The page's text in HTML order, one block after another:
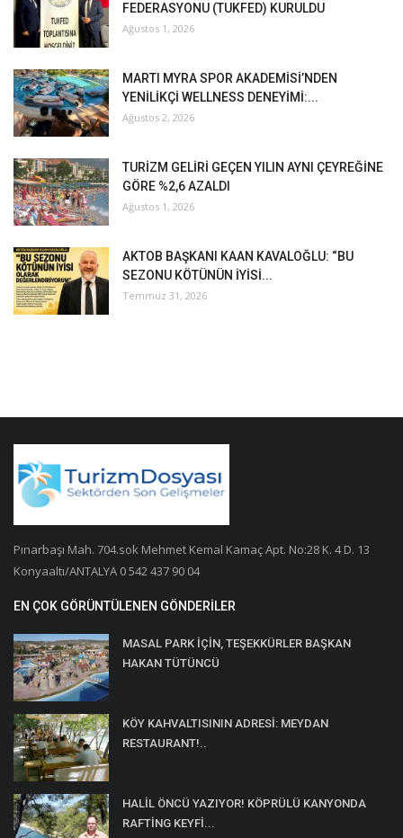
FEDERASYONU (TUKFED) KURULDU
Ağustos 1, 2026
MARTI MYRA SPOR AKADEMİSİ’NDEN
YENİLİKÇİ WELLNESS DENEYİMİ:...
Ağustos 2, 2026
TURİZM GELİRİ GEÇEN YILIN AYNI ÇEYREĞİNE
GÖRE %2,6 AZALDI
Ağustos 1, 2026
AKTOB BAŞKANI KAAN KAVALOĞLU: “BU
SEZONU KÖTÜNÜN İYİSİ...
Temmuz 31, 2026
Pınarbaşı Mah. 704.sok Mehmet Kemal Kamaç Apt. No:28 K. 4 D. 13
Konyaaltı/ANTALYA 0 542 437 90 04
EN ÇOK GÖRÜNTÜLENEN GÖNDERILER
MASAL PARK İÇİN, TEŞEKKÜRLER BAŞKAN
HAKAN TÜTÜNCÜ
KÖY KAHVALTISININ ADRESİ: MEYDAN
RESTAURANT!..
HALİL ÖNCÜ YAZIYOR! KÖPRÜLÜ KANYONDA
RAFTİNG KEYFİ...